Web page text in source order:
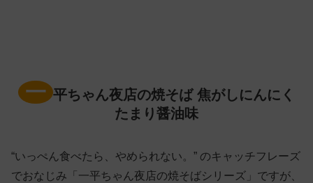
一 平ちゃん夜店の焼そば 焦がしにんにく
たまり醤油味
“いっぺん食べたら、やめられない。” のキャッチフレーズ
でおなじみ「一平ちゃん夜店の焼そばシリーズ」ですが、